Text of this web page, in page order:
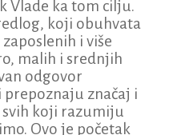
Vlade ka tom cilju.
koji obuhvata
i više
malih i srednjih
odgovor
značaj i
koji razumiju
Ovo je početak